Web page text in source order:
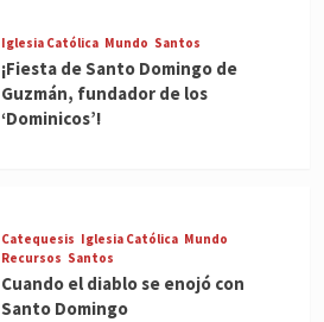
Iglesia Católica Mundo Santos
¡Fiesta de Santo Domingo de
Guzmán, fundador de los
‘Dominicos’!
Catequesis Iglesia Católica Mundo
Recursos Santos
Cuando el diablo se enojó con
Santo Domingo